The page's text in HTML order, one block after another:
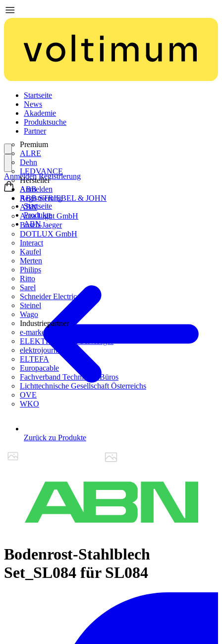
Startseite
News
Akademie
Produktsuche
Partner
Premium
ALRE
Dehn
LEDVANCE
Hersteller
ABB
ABB STRIEBEL & JOHN
ABN
Aura Light GmbH
Busch-Jaeger
DOTLUX GmbH
Interact
Kaufel
Merten
Philips
Ritto
Sarel
Schneider Electric
Steinel
Wago
Industriepartner
e-marke
ELEKTRO Daten Serviceges
elektrojournal
ELTEFA
Europacable
Fachverband Technische Büros
Lichttechnische Gesellschaft Österreichs
OVE
WKO
Anmelden
Registrierung
Anmelden Registrierung
Startseite
Produkte
ABN
Zurück zu Produkte
Bodenrost-Stahlblech
Set_SL084 für SL084